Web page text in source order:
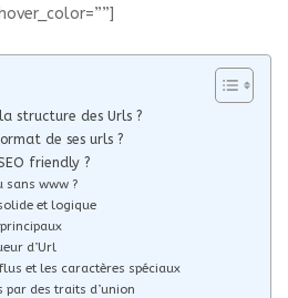
structure des Urls ?
de ses urls ?
friendly ?
sans www ?
et logique
d’Url
et les caractères spéciaux
par des traits d’union